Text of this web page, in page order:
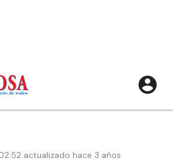
actualizado hace 3 años